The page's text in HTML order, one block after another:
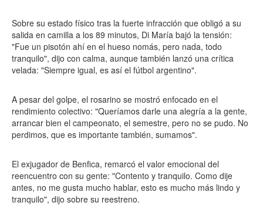
Sobre su estado físico tras la fuerte infracción que obligó a su
salida en camilla a los 89 minutos, Di María bajó la tensión:
"Fue un pisotón ahí en el hueso nomás, pero nada, todo
tranquilo", dijo con calma, aunque también lanzó una crítica
velada: "Siempre igual, es así el fútbol argentino".
A pesar del golpe, el rosarino se mostró enfocado en el
rendimiento colectivo: "Queríamos darle una alegría a la gente,
arrancar bien el campeonato, el semestre, pero no se pudo. No
perdimos, que es importante también, sumamos".
El exjugador de Benfica, remarcó el valor emocional del
reencuentro con su gente: "Contento y tranquilo. Como dije
antes, no me gusta mucho hablar, esto es mucho más lindo y
tranquilo", dijo sobre su reestreno.